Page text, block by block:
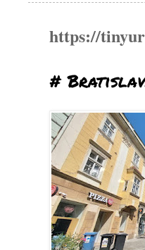
https://
#